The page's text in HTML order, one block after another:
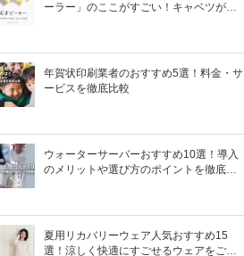
ーラー」のここがすごい！キャベツがほ
年賀状印刷業者のおすすめ5選！料金・サ
ービスを徹底比較
ウォーターサーバーおすすめ10選！導入
のメリットや選び方のポイントを徹底解
夏用リカバリーウェア人気おすすめ15
選！涼しく快適にすごせるウェアをご紹